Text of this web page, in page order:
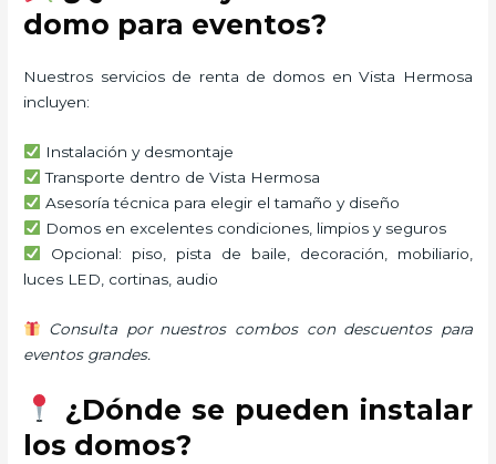
domo para eventos?
Nuestros servicios de renta de domos en Vista Hermosa
incluyen:
Instalación y desmontaje
Transporte dentro de Vista Hermosa
Asesoría técnica para elegir el tamaño y diseño
Domos en excelentes condiciones, limpios y seguros
Opcional: piso, pista de baile, decoración, mobiliario,
luces LED, cortinas, audio
Consulta por nuestros combos con descuentos para
eventos grandes.
¿Dónde se pueden instalar
los domos?